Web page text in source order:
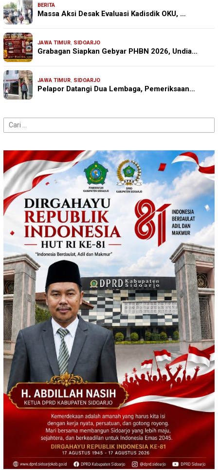
BERITA
Massa Aksi Desak Evaluasi Kadisdik OKU, …
JAWA TIMUR, SIDOARJO
Grabagan Siapkan Gebyar PHBN 2026, Undia…
JAWA TIMUR, SIDOARJO
Pelapor Datangi Dua Lembaga, Pemeriksaan…
Cari
untuk: